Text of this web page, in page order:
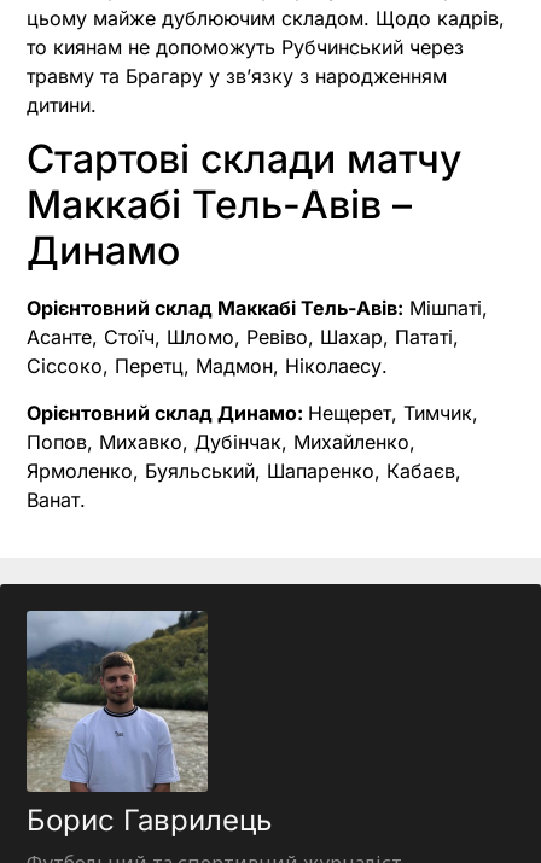
цьому майже дублюючим складом. Щодо кадрів,
то киянам не допоможуть Рубчинський через
травму та Брагару у зв’язку з народженням
дитини.
Стартові склади матчу
Маккабі Тель-Авів –
Динамо
Орієнтовний склад Маккабі Тель-Авів: Мішпаті,
Асанте, Стоїч, Шломо, Ревіво, Шахар, Пататі,
Сіссоко, Перетц, Мадмон, Ніколаесу.
Орієнтовний склад Динамо: Нещерет, Тимчик,
Попов, Михавко, Дубінчак, Михайленко,
Ярмоленко, Буяльський, Шапаренко, Кабаєв,
Ванат.
Борис Гаврилець